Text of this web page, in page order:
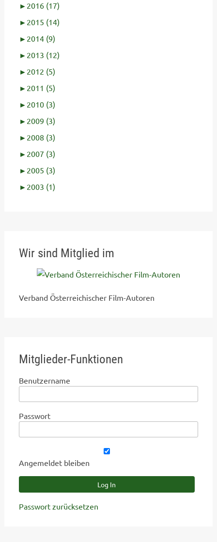
► 2016 (17)
► 2015 (14)
► 2014 (9)
► 2013 (12)
► 2012 (5)
► 2011 (5)
► 2010 (3)
► 2009 (3)
► 2008 (3)
► 2007 (3)
► 2005 (3)
► 2003 (1)
Wir sind Mitglied im
Verband Österreichischer Film-Autoren
Mitglieder-Funktionen
Benutzername
Passwort
Angemeldet bleiben
Passwort zurücksetzen